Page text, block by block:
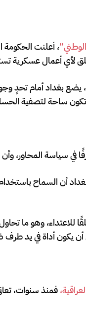
الوطني”
لأي أعمال
يضع بغداد أمام
تكون ساحة لتصفية
في سياسة المحاور،
أن السماح
للاعتداء، وهو ما
أن يكون أداة في يد
فمنذ سنوات،